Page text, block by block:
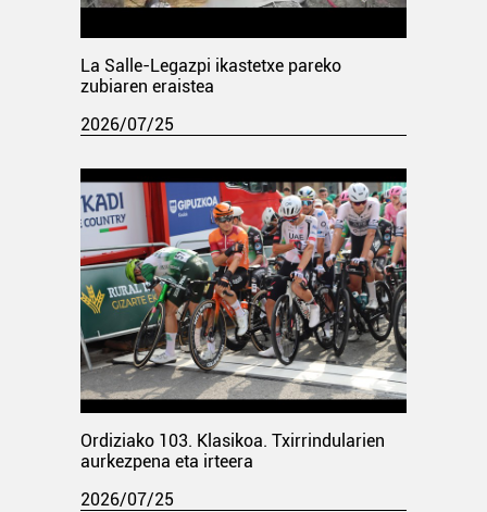
La Salle-Legazpi ikastetxe pareko
zubiaren eraistea
2026/07/25
Ordiziako 103. Klasikoa. Txirrindularien
aurkezpena eta irteera
2026/07/25